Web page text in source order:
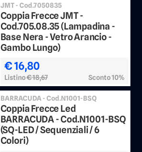
JMT - Cod.7050835
Coppia Frecce JMT -
Cod.705.08.35 (Lampadina -
Base Nera - Vetro Arancio -
Gambo Lungo)
€ 16,80
Listino€ 18,67 Sconto 10%
BARRACUDA - Cod.N1001-BSQ
Coppia Frecce Led
BARRACUDA - Cod.N1001-BSQ
(SQ-LED / Sequenziali / 6
Colori)